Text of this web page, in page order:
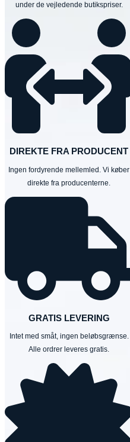
under de vejledende butikspriser.
DIREKTE FRA PRODUCENT
Ingen fordyrende mellemled. Vi køber
direkte fra producenterne.
GRATIS LEVERING
Intet med småt, ingen beløbsgrænse.
Alle ordrer leveres gratis.